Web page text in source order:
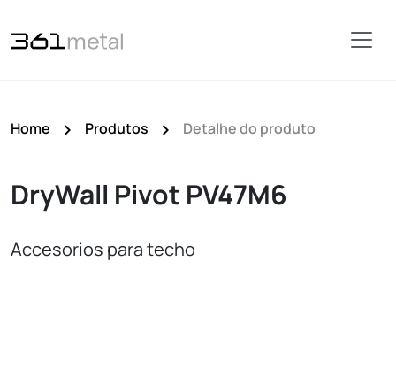
Home Produtos Detalhe do produto
DryWall Pivot PV47M6
Accesorios para techo